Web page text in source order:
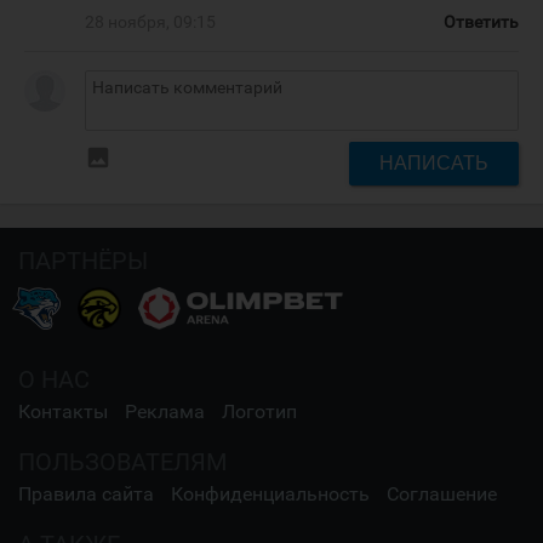
Ответить
НАПИСАТЬ
Контакты Реклама Логотип
Правила сайта Конфиденциальность Соглашение